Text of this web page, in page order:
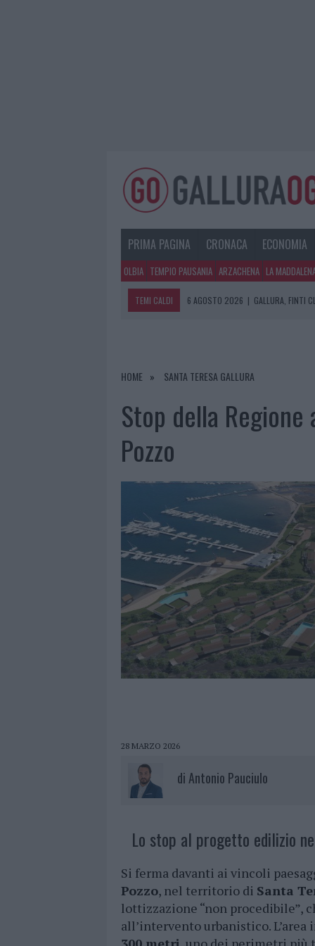
PRIMA PAGINA CRONACA ECONOMIA
OLBIA TEMPIO PAUSANIA ARZACHENA LA
TEMI CALDI 6 AGOSTO 2026 | METEO OLBIA 7
6 AGOSTO 2026 | CALANGIANUS, ALLARME SUL
HOME SANTA TERESA GALLURA
Stop della
Pozzo
28 MARZO 2026
diAntonio Pauciulo
Lo stop al progetto edilizio
Si ferma davanti ai vincoli
Pozzo, nel territorio di Santa
lottizzazione “non procedibile”,
all’intervento urbanistico.